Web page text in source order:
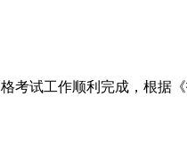
试工作顺利完成，根据